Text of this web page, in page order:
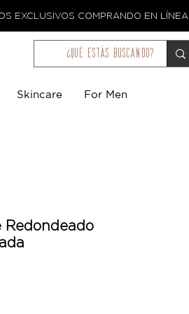
EXCLUSIVOS COMPRANDO EN LÍNEA.
¿qué estás buscando?
Skincare For Men
Redondeado